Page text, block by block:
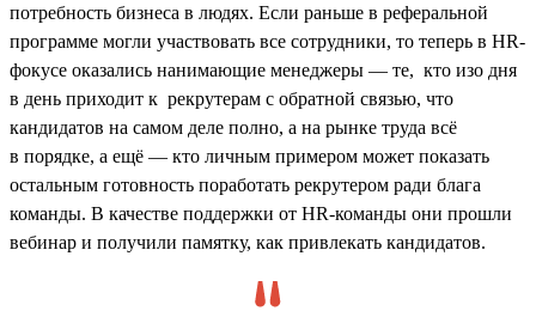
потребность бизнеса в людях. Если раньше в реферальной
программе могли участвовать все сотрудники, то теперь в HR-
фокусе оказались нанимающие менеджеры — те, кто изо дня
в день приходит к рекрутерам с обратной связью, что
кандидатов на самом деле полно, а на рынке труда всё
в порядке, а ещё — кто личным примером может показать
остальным готовность поработать рекрутером ради блага
команды. В качестве поддержки от HR-команды они прошли
вебинар и получили памятку, как привлекать кандидатов.